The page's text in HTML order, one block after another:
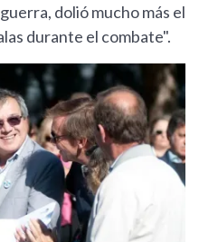
dolió mucho más el
durante el combate".